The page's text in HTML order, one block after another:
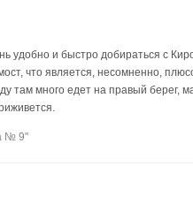
удобно и быстро добираться с
что является, несомненно,
там много едет на правый берег,
№ 9"